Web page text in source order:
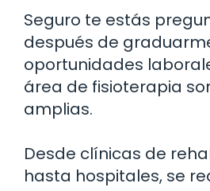
Seguro te estás
después de
oportunidades
área de fisioterapia
amplias.
Desde clínicas de
hasta hospitales, se